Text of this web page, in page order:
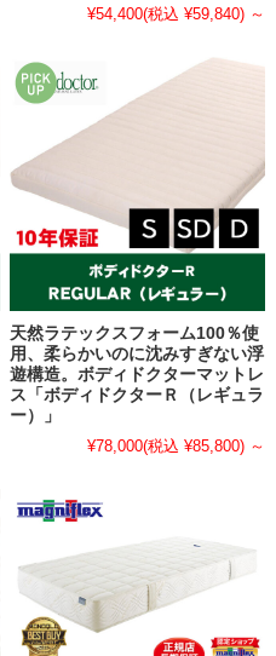
¥54,400(税込 ¥59,840) ～
天然ラテックスフォーム100％使
用、柔らかいのに沈みすぎない浮
遊構造。ボディドクターマットレ
ス「ボディドクターＲ（レギュラ
ー）」
¥78,000(税込 ¥85,800) ～